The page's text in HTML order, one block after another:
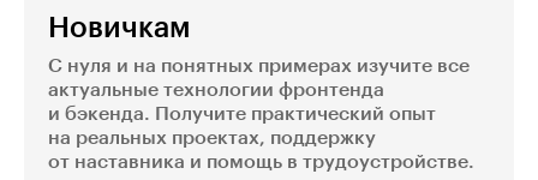
Новичкам
С нуля и на понятных примерах изучите все
актуальные технологии фронтенда
и бэкенда. Получите практический опыт
на реальных проектах, поддержку
от наставника и помощь в трудоустройстве.